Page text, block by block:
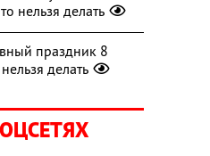
нельзя делать
праздник 8
делать